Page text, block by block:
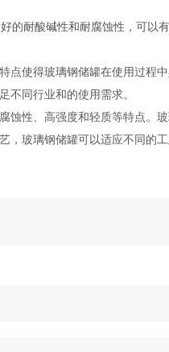
的耐酸碱性和耐腐蚀性，可以
点使得玻璃钢储罐在使用过程
不同行业和的使用需求。
蚀性、高强度和轻质等特点。
，玻璃钢储罐可以适应不同的